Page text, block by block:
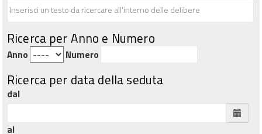
Ricerca per Anno e Numero
Anno Numero
Ricerca per data della seduta
dal
al